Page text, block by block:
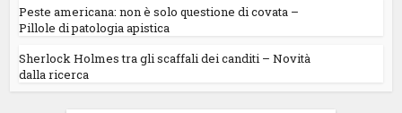
Peste americana: non è solo questione di covata –
Pillole di patologia apistica
Sherlock Holmes tra gli scaffali dei canditi – Novità
dalla ricerca